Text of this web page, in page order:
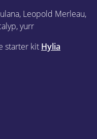
Leopold Merleau,
yurr
starter kit Hylia